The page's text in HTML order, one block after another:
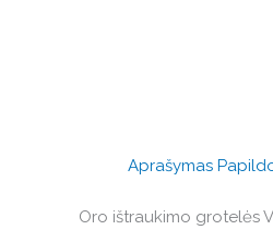
Aprašymas
Oro ištraukimo grotelės